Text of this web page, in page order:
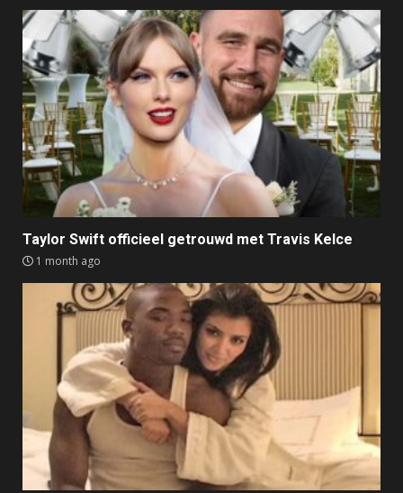
Taylor Swift officieel getrouwd met Travis Kelce
1 month ago